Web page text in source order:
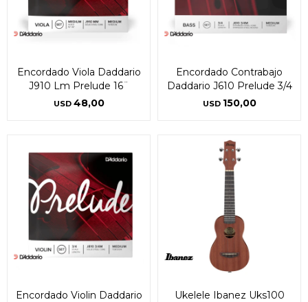
Encordado Viola Daddario
J910 Lm Prelude 16¨
USD 48,00
Encordado Contrabajo
Daddario J610 Prelude 3/4
USD 150,00
Encordado Violin Daddario
Ukelele Ibanez Uks100